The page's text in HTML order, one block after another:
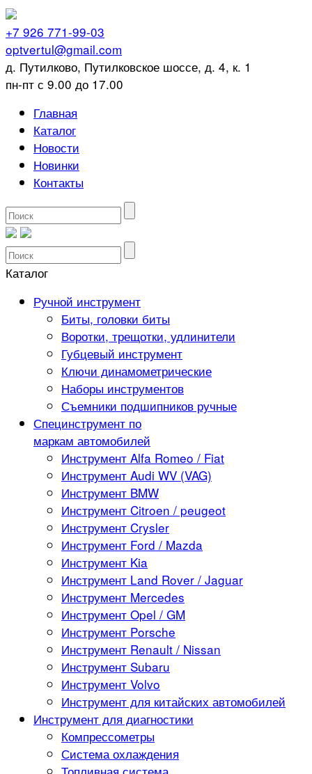
+7 926 771-99-03
optvertul@gmail.com
д. Путилково, Путилковское шоссе, д. 4, к. 1
пн-пт с 9.00 до 17.00
Главная
Каталог
Новости
Новинки
Контакты
Каталог
Ручной инструмент
Биты, головки биты
Воротки, трещотки, удлинители
Губцевый инструмент
Ключи динамометрические
Наборы инструментов
Съемники подшипников ручные
Специнструмент по
маркам автомобилей
Инструмент Alfa Romeo / Fiat
Инструмент Audi WV (VAG)
Инструмент BMW
Инструмент Citroen / peugeot
Инструмент Crysler
Инструмент Ford / Mazda
Инструмент Kia
Инструмент Land Rover / Jaguar
Инструмент Mercedes
Инструмент Opel / GM
Инструмент Porsche
Инструмент Renault / Nissan
Инструмент Subaru
Инструмент Volvo
Инструмент для китайских автомобилей
Инструмент для диагностики
Компрессометры
Система охлаждения